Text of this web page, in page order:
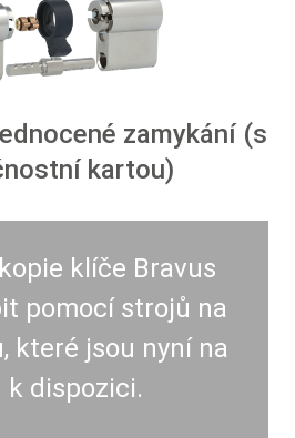
zamykání (s
kartou)
klíče Bravus
pomocí strojů na
které jsou nyní na
k dispozici.